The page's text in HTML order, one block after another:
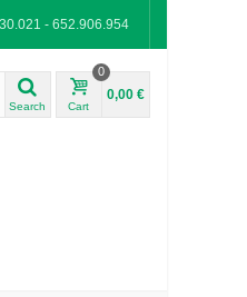
- 652.906.954
Search Cart
0
0,00 €